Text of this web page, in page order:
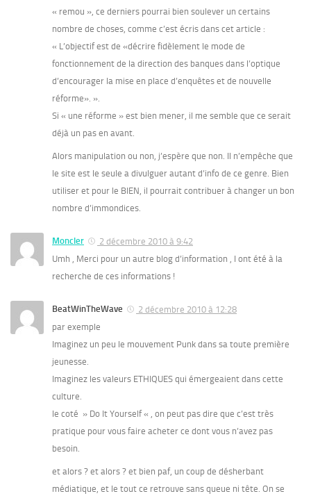
« remou », ce derniers pourrai bien soulever un certains
nombre de choses, comme c’est écris dans cet article :
« L’objectif est de «décrire fidèlement le mode de
fonctionnement de la direction des banques dans l’optique
d’encourager la mise en place d’enquêtes et de nouvelle
réforme». ».
Si « une réforme » est bien mener, il me semble que ce serait
déjà un pas en avant.
Alors manipulation ou non, j’espère que non. Il n’empêche que
le site est le seule a divulguer autant d’info de ce genre. Bien
utiliser et pour le BIEN, il pourrait contribuer à changer un bon
nombre d’immondices.
Moncler
2 décembre 2010 à 9:42
Umh , Merci pour un autre blog d’information , I ont été à la
recherche de ces informations !
BeatWinTheWave
2 décembre 2010 à 12:28
par exemple
Imaginez un peu le mouvement Punk dans sa toute première
jeunesse.
Imaginez les valeurs ETHIQUES qui émergeaient dans cette
culture.
le coté » Do It Yourself « , on peut pas dire que c’est très
pratique pour vous faire acheter ce dont vous n’avez pas
besoin.
et alors ? et alors ? et bien paf, un coup de désherbant
médiatique, et le tout ce retrouve sans queue ni tête. On se